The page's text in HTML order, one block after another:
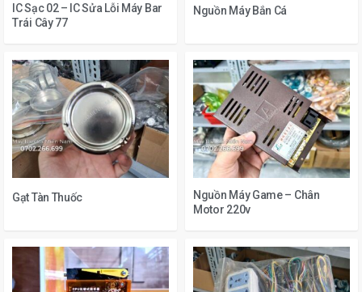
IC Sạc 02 – IC Sửa Lỗi Máy Bar
Trái Cây 77
Nguồn Máy Bắn Cá
Gạt Tàn Thuốc
Nguồn Máy Game – Chân
Motor 220v